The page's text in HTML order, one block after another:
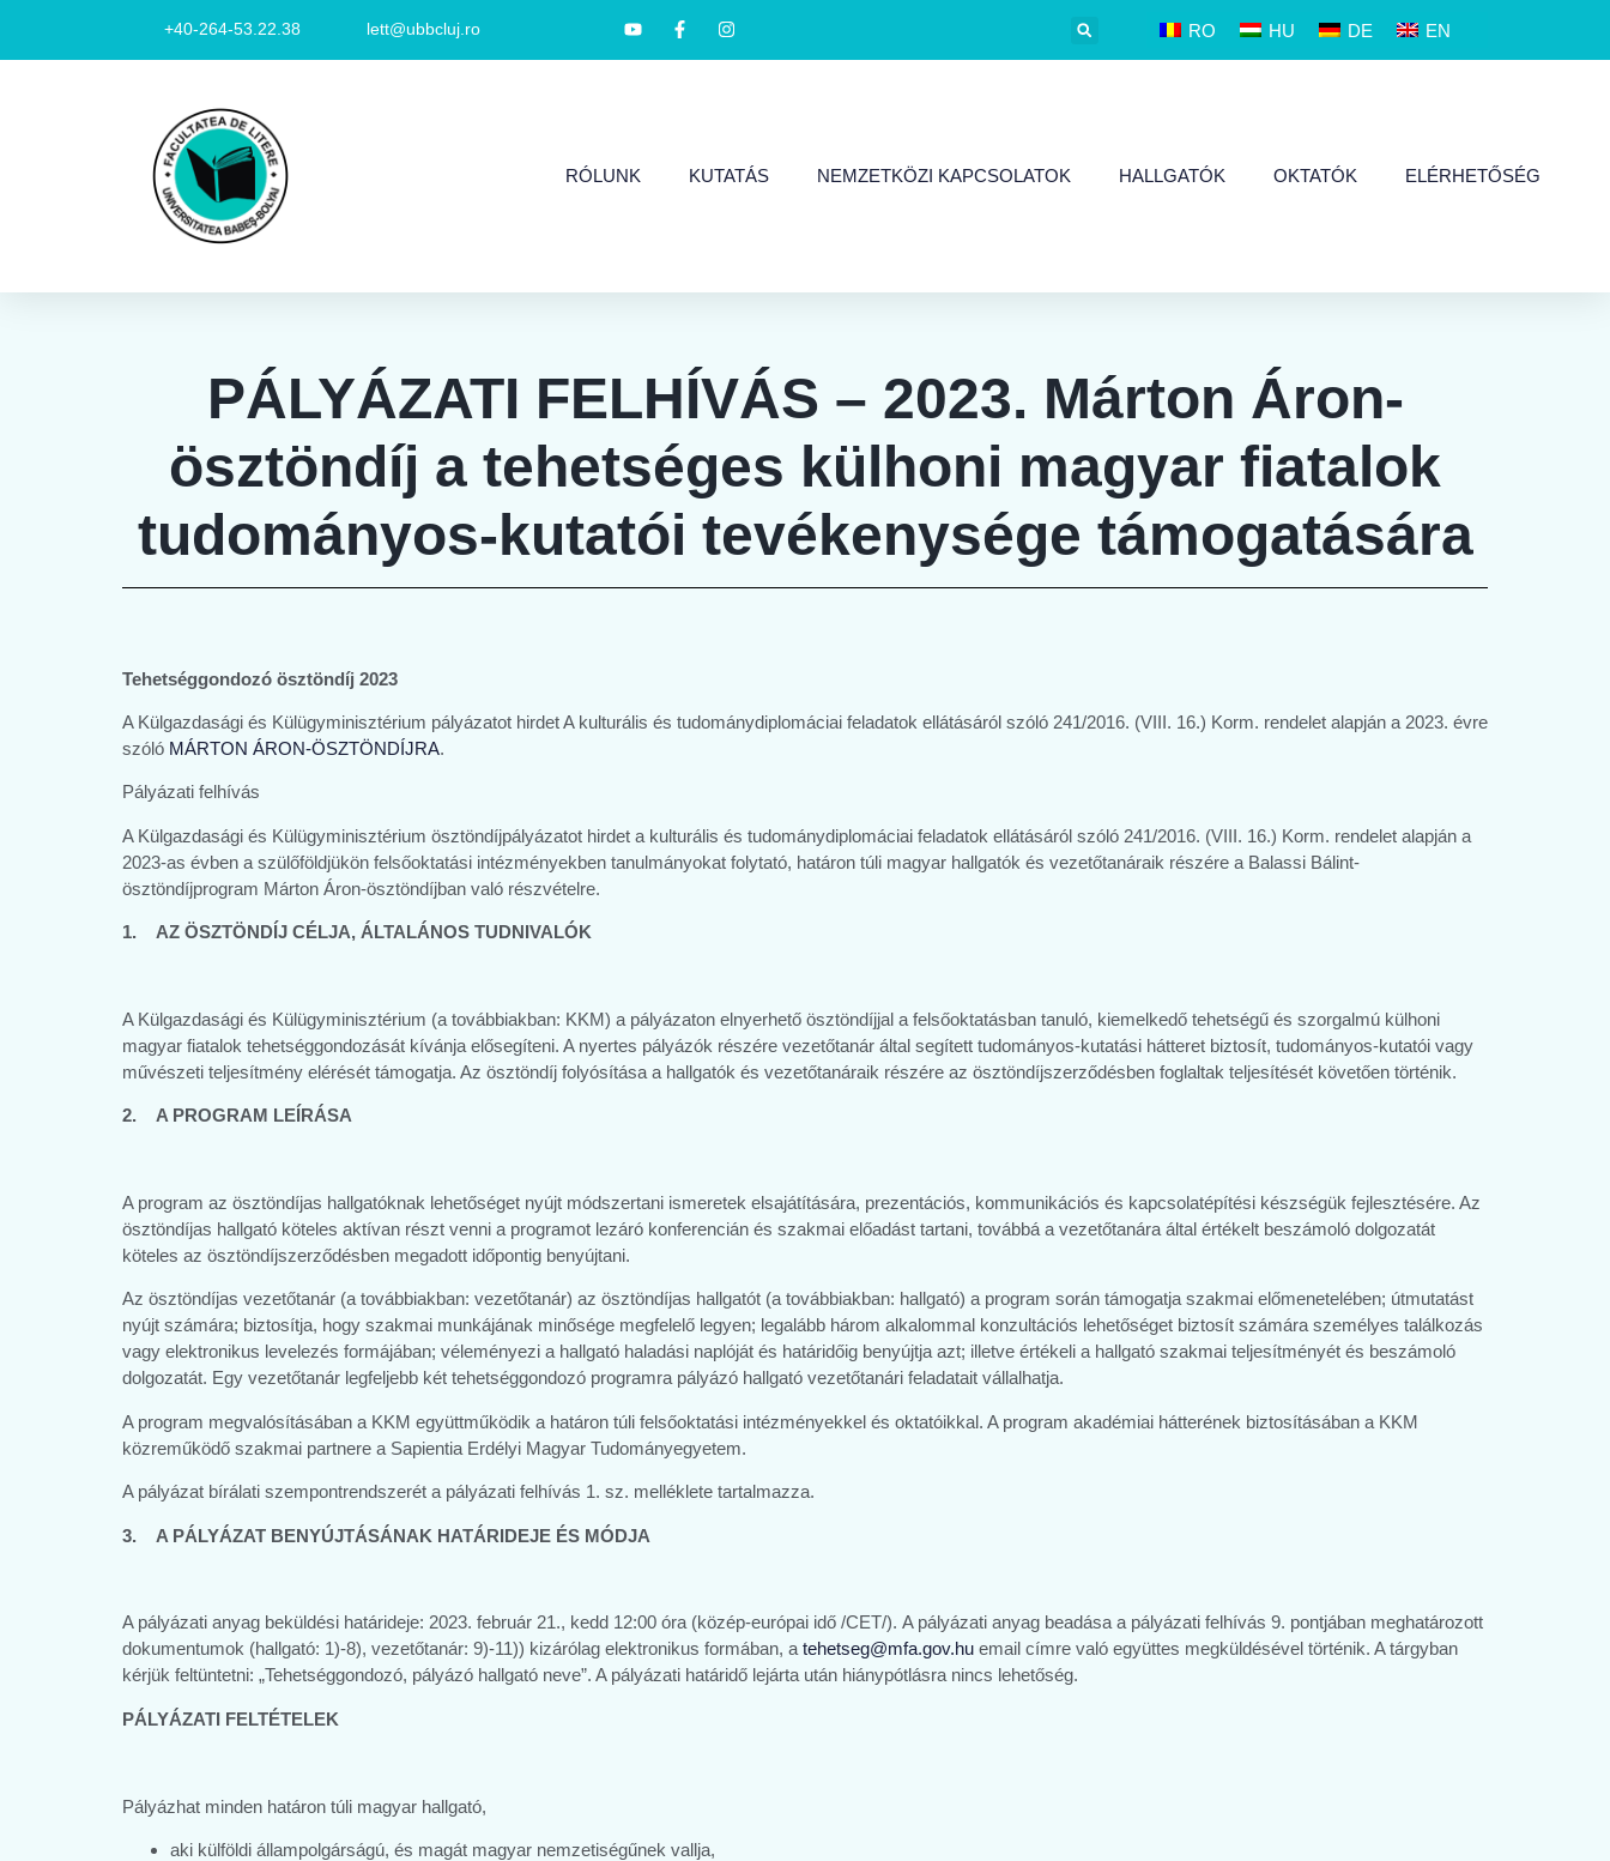
+40-264-53.22.38 lett@ubbcluj.ro RO HU DE EN
RÓLUNK KUTATÁS NEMZETKÖZI KAPCSOLATOK HALLGATÓK OKTATÓK ELÉRHETŐSÉG
PÁLYÁZATI FELHÍVÁS – 2023. Márton Áron-
ösztöndíj a tehetséges külhoni magyar fiatalok
tudományos-kutatói tevékenysége támogatására
Tehetséggondozó ösztöndíj 2023
A Külgazdasági és Külügyminisztérium pályázatot hirdet A kulturális és tudománydiplomáciai feladatok ellátásáról szóló 241/2016. (VIII. 16.) Korm. rendelet alapján a 2023. évre
szóló MÁRTON ÁRON-ÖSZTÖNDÍJRA.
Pályázati felhívás
A Külgazdasági és Külügyminisztérium ösztöndíjpályázatot hirdet a kulturális és tudománydiplomáciai feladatok ellátásáról szóló 241/2016. (VIII. 16.) Korm. rendelet alapján a
2023-as évben a szülőföldjükön felsőoktatási intézményekben tanulmányokat folytató, határon túli magyar hallgatók és vezetőtanáraik részére a Balassi Bálint-
ösztöndíjprogram Márton Áron-ösztöndíjban való részvételre.
1. AZ ÖSZTÖNDÍJ CÉLJA, ÁLTALÁNOS TUDNIVALÓK
A Külgazdasági és Külügyminisztérium (a továbbiakban: KKM) a pályázaton elnyerhető ösztöndíjjal a felsőoktatásban tanuló, kiemelkedő tehetségű és szorgalmú külhoni
magyar fiatalok tehetséggondozását kívánja elősegíteni. A nyertes pályázók részére vezetőtanár által segített tudományos-kutatási hátteret biztosít, tudományos-kutatói vagy
művészeti teljesítmény elérését támogatja. Az ösztöndíj folyósítása a hallgatók és vezetőtanáraik részére az ösztöndíjszerződésben foglaltak teljesítését követően történik.
2. A PROGRAM LEÍRÁSA
A program az ösztöndíjas hallgatóknak lehetőséget nyújt módszertani ismeretek elsajátítására, prezentációs, kommunikációs és kapcsolatépítési készségük fejlesztésére. Az
ösztöndíjas hallgató köteles aktívan részt venni a programot lezáró konferencián és szakmai előadást tartani, továbbá a vezetőtanára által értékelt beszámoló dolgozatát
köteles az ösztöndíjszerződésben megadott időpontig benyújtani.
Az ösztöndíjas vezetőtanár (a továbbiakban: vezetőtanár) az ösztöndíjas hallgatót (a továbbiakban: hallgató) a program során támogatja szakmai előmenetelében; útmutatást
nyújt számára; biztosítja, hogy szakmai munkájának minősége megfelelő legyen; legalább három alkalommal konzultációs lehetőséget biztosít számára személyes találkozás
vagy elektronikus levelezés formájában; véleményezi a hallgató haladási naplóját és határidőig benyújtja azt; illetve értékeli a hallgató szakmai teljesítményét és beszámoló
dolgozatát. Egy vezetőtanár legfeljebb két tehetséggondozó programra pályázó hallgató vezetőtanári feladatait vállalhatja.
A program megvalósításában a KKM együttműködik a határon túli felsőoktatási intézményekkel és oktatóikkal. A program akadémiai hátterének biztosításában a KKM
közreműködő szakmai partnere a Sapientia Erdélyi Magyar Tudományegyetem.
A pályázat bírálati szempontrendszerét a pályázati felhívás 1. sz. melléklete tartalmazza.
3. A PÁLYÁZAT BENYÚJTÁSÁNAK HATÁRIDEJE ÉS MÓDJA
A pályázati anyag beküldési határideje: 2023. február 21., kedd 12:00 óra (közép-európai idő /CET/). A pályázati anyag beadása a pályázati felhívás 9. pontjában meghatározott
dokumentumok (hallgató: 1)-8), vezetőtanár: 9)-11)) kizárólag elektronikus formában, atehetseg@mfa.gov.hu email címre való együttes megküldésével történik. A tárgyban
kérjük feltüntetni: „Tehetséggondozó, pályázó hallgató neve”. A pályázati határidő lejárta után hiánypótlásra nincs lehetőség.
PÁLYÁZATI FELTÉTELEK
Pályázhat minden határon túli magyar hallgató,
aki külföldi állampolgárságú, és magát magyar nemzetiségűnek vallja,